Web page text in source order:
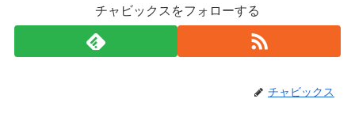
チャビックスをフォローする
チャビックス